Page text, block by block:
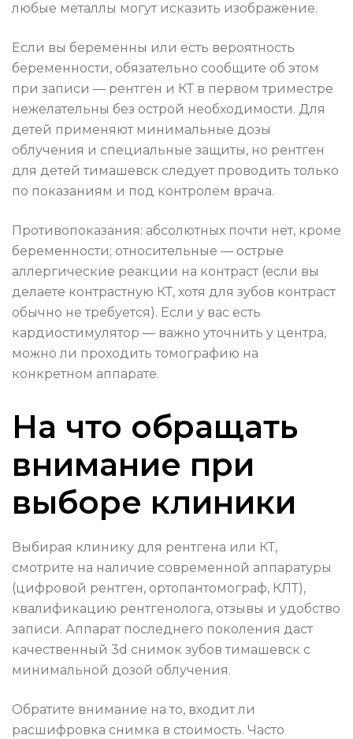
любые металлы могут исказить изображение.
Если вы беременны или есть вероятность
беременности, обязательно сообщите об этом
при записи — рентген и КТ в первом триместре
нежелательны без острой необходимости. Для
детей применяют минимальные дозы
облучения и специальные защиты, но рентген
для детей тимашевск следует проводить только
по показаниям и под контролем врача.
Противопоказания: абсолютных почти нет, кроме
беременности; относительные — острые
аллергические реакции на контраст (если вы
делаете контрастную КТ, хотя для зубов контраст
обычно не требуется). Если у вас есть
кардиостимулятор — важно уточнить у центра,
можно ли проходить томографию на
конкретном аппарате.
На что обращать
внимание при
выборе клиники
Выбирая клинику для рентгена или КТ,
смотрите на наличие современной аппаратуры
(цифровой рентген, ортопантомограф, КЛТ),
квалификацию рентгенолога, отзывы и удобство
записи. Аппарат последнего поколения даст
качественный 3d снимок зубов тимашевск с
минимальной дозой облучения.
Обратите внимание на то, входит ли
расшифровка снимка в стоимость. Часто